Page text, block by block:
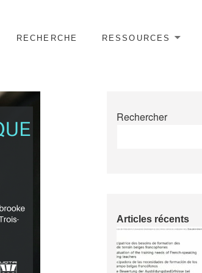
RECHERCHE RESSOURCES
Rechercher
Articles récents